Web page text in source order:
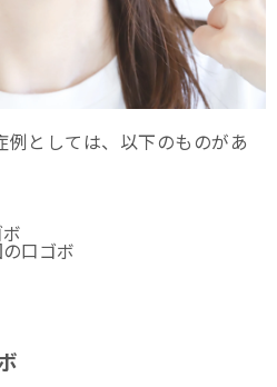
としては、以下のものがあ
口ゴボ